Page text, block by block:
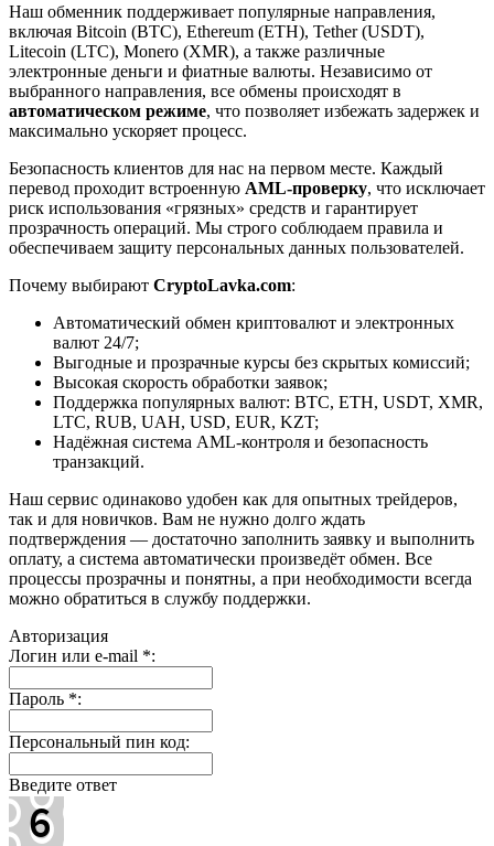
Наш обменник поддерживает популярные направления,
включая Bitcoin (BTC), Ethereum (ETH), Tether (USDT),
Litecoin (LTC), Monero (XMR), а также различные
электронные деньги и фиатные валюты. Независимо от
выбранного направления, все обмены происходят в
автоматическом режиме, что позволяет избежать задержек и
максимально ускоряет процесс.
Безопасность клиентов для нас на первом месте. Каждый
перевод проходит встроенную AML-проверку, что исключает
риск использования «грязных» средств и гарантирует
прозрачность операций. Мы строго соблюдаем правила и
обеспечиваем защиту персональных данных пользователей.
Почему выбирают CryptoLavka.com:
Автоматический обмен криптовалют и электронных
валют 24/7;
Выгодные и прозрачные курсы без скрытых комиссий;
Высокая скорость обработки заявок;
Поддержка популярных валют: BTC, ETH, USDT, XMR,
LTC, RUB, UAH, USD, EUR, KZT;
Надёжная система AML-контроля и безопасность
транзакций.
Наш сервис одинаково удобен как для опытных трейдеров,
так и для новичков. Вам не нужно долго ждать
подтверждения — достаточно заполнить заявку и выполнить
оплату, а система автоматически произведёт обмен. Все
процессы прозрачны и понятны, а при необходимости всегда
можно обратиться в службу поддержки.
Авторизация
Логин или e-mail *:
Пароль *:
Персональный пин код:
Введите ответ